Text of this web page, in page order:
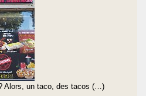
Alors, un taco, des tacos (…)